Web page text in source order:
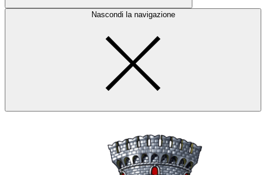
Nascondi la navigazione